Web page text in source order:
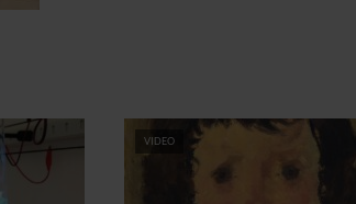
VIDEO